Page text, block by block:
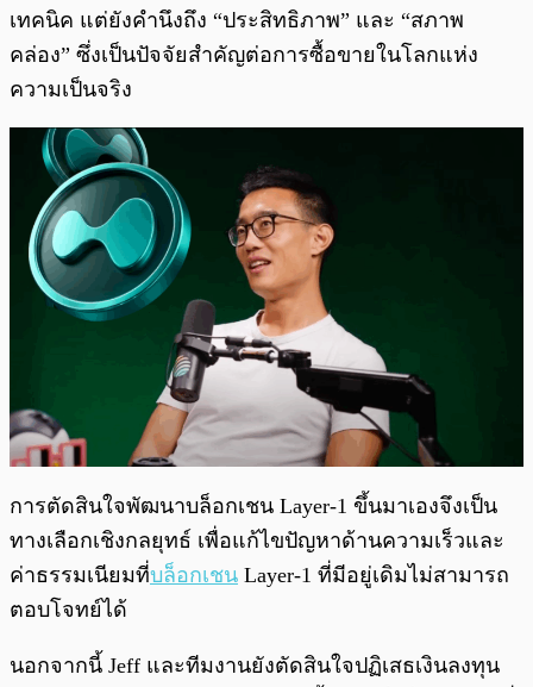
เทคนิค แต่ยังคำนึงถึง “ประสิทธิภาพ” และ “สภาพ
คล่อง” ซึ่งเป็นปัจจัยสำคัญต่อการซื้อขายในโลกแห่ง
ความเป็นจริง
การตัดสินใจพัฒนาบล็อกเชน Layer-1 ขึ้นมาเองจึงเป็น
ทางเลือกเชิงกลยุทธ์ เพื่อแก้ไขปัญหาด้านความเร็วและ
ค่าธรรมเนียมที่บล็อกเชน Layer-1 ที่มีอยู่เดิมไม่สามารถ
ตอบโจทย์ได้
นอกจากนี้ Jeff และทีมงานยังตัดสินใจปฏิเสธเงินลงทุน